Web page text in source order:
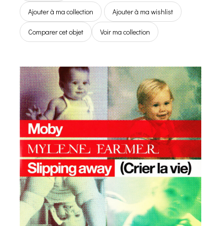
Ajouter à ma collection Ajouter à ma wishlist
Comparer cet objet Voir ma collection